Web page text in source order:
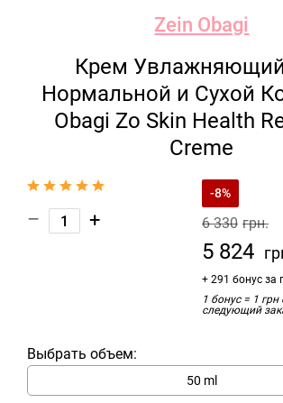
Zein Obagi
Крем
Нормальной и Сухой
Obagi Zo Skin Health
Creme
– +
-8%
6 330 грн.
5 824
+ 291 бонус за
1 бонус = 1 грн
следующий
Выбрать объем:
50 ml